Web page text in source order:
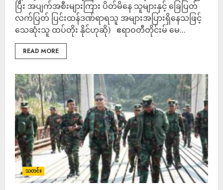
ပြီး အပျက်အစီးများကြား ပိတ်မိနေ သူများနှင့် ခြေပြတ်
လက်ပြတ် ပြင်းထန်ဒဏ်ရာရသူ အများအပြားရှိနေသဖြင့်
သေဆုံးသူ ထပ်တိုး နိုင်ဟုဆို) ဧရာဝတီတိုင်းမ် မေ...
READ MORE
သတင်း